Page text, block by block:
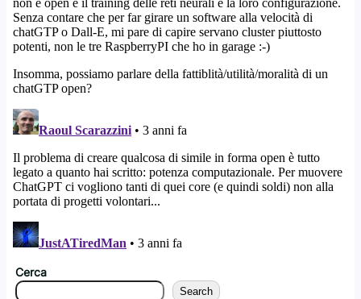
Cerca
Search